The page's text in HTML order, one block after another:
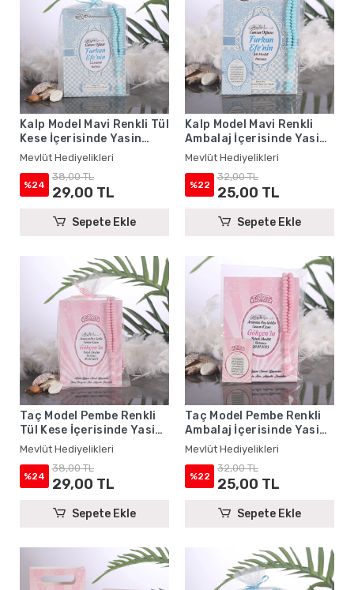
Kalp Model Mavi Renkli Tül
Kese İçerisinde Yasin
Kitabı ve Tesbih - Mevlüt
Hediyelikleri
Mevlüt Hediyelikleri
%24
38,00 TL
29,00 TL
Sepete Ekle
Kalp Model Mavi Renkli
Ambalaj İçerisinde Yasin
Kitabı, Magnet ve Tesbih -
Mevlüt Hediyelikleri
Mevlüt Hediyelikleri
%22
32,00 TL
25,00 TL
Sepete Ekle
Taç Model Pembe Renkli
Tül Kese İçerisinde Yasin
Kitabı ve Tesbih - Mevlüt
Hediyelikleri
Mevlüt Hediyelikleri
%24
38,00 TL
29,00 TL
Sepete Ekle
Taç Model Pembe Renkli
Ambalaj İçerisinde Yasin
Kitabı, Magnet ve Tesbih -
Mevlüt Hediyelikleri
Mevlüt Hediyelikleri
%22
32,00 TL
25,00 TL
Sepete Ekle